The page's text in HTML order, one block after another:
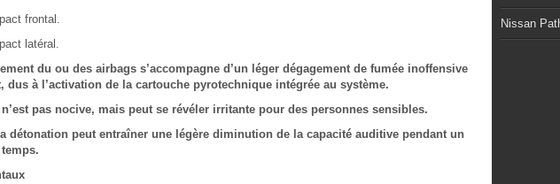
frontal.
latéral.
du ou des airbags s’accompagne d’un léger dégagement de fumée inoffensive
dus à l’activation de la cartouche pyrotechnique intégrée au système.
n’est pas nocive, mais peut se révéler irritante pour des personnes sensibles.
détonation peut entraîner une légère diminution de la capacité auditive pendant un
Nissan